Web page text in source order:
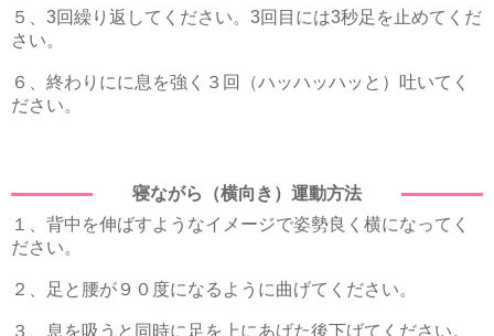
５、3回繰り返してください。3回目には3秒足を止めてくだ
さい。
６、終わりにに息を強く３回（ハッハッハッと）吐いてく
ださい。
寝ながら（横向き）運動方法
１、背中を伸ばすようなイメージで姿勢良く横になってく
ださい。
２、足と腰が９０度になるように曲げてください。
３、息を吸うと同時に足を上にあげた後下げてください。